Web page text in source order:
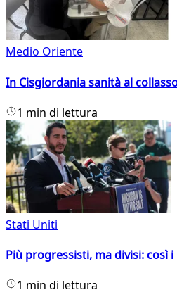
Medio Oriente
In Cisgiordania sanità al
1 min di lettura
Stati Uniti
Più progressisti, ma divisi: così
1 min di lettura